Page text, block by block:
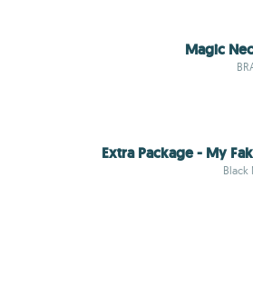
Magic
Extra Package - My
Black